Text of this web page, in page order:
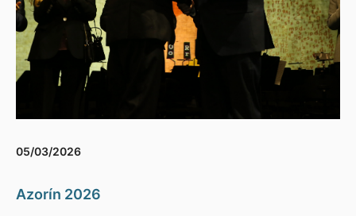
05/03/2026
Azorín 2026